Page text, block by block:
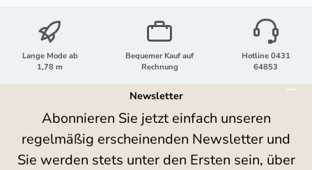
Lange Mode ab
1,78 m
Bequemer Kauf auf
Rechnung
Hotline 0431
64853
Newsletter
Abonnieren Sie jetzt einfach unseren
regelmäßig erscheinenden Newsletter und
Sie werden stets unter den Ersten sein, über